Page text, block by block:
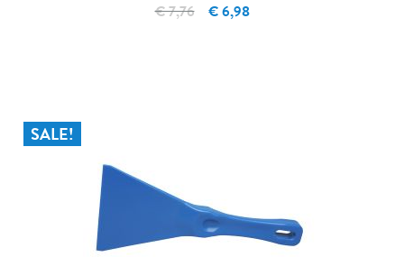
€ 6,98
€ 7,76
SALE!